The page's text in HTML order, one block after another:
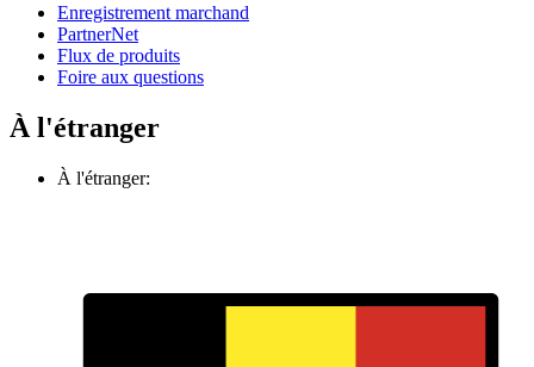
Enregistrement marchand
PartnerNet
Flux de produits
Foire aux questions
À l'étranger
À l'étranger: